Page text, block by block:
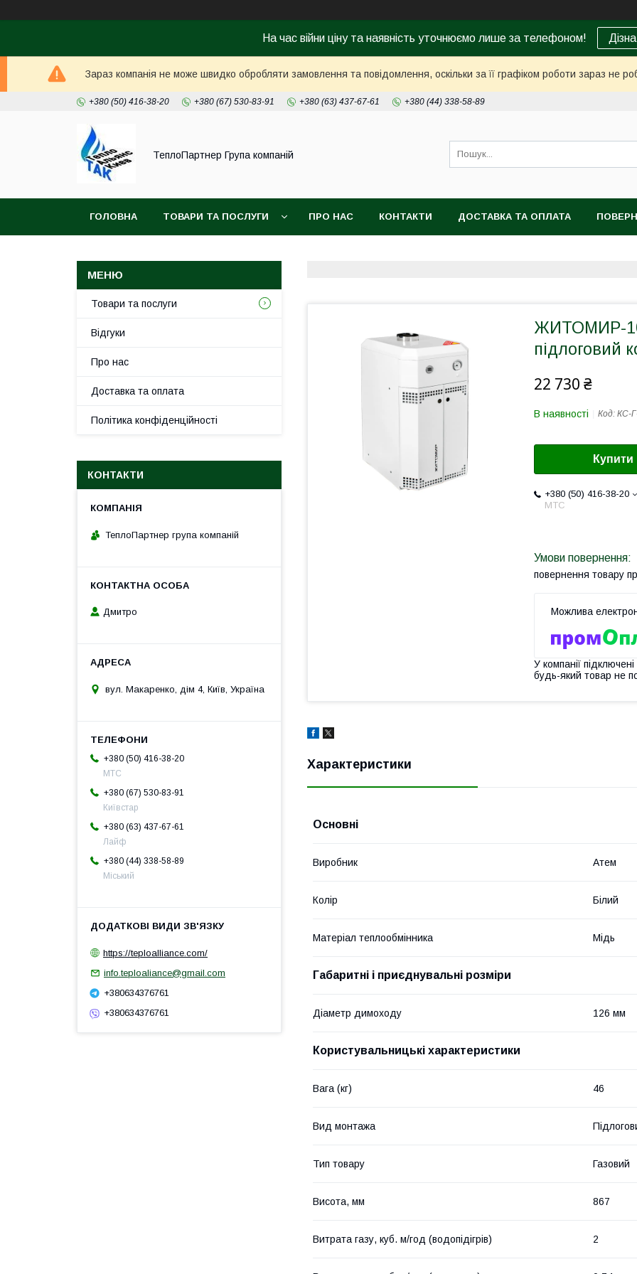
На час війни ціну та наявність уточнюємо лише за телефоном!
Зараз компанія не може швидко обробляти замовлення та повідомлення, оскільки за її графіком роботи зараз не
+380 (50) 416-38-20 +380 (67) 530-83-91 +380 (63) 437-67-61 +380 (44) 338-58-89
ТеплоПартнер Група компаній
ГОЛОВНА ТОВАРИ ТА ПОСЛУГИ ПРО НАС КОНТАКТИ ДОСТАВКА ТА ОПЛАТА
ЖИТОМИР-10
підлоговий
22 730 ₴
В наявності Код: КС-
Купити
+380 (50) 416-38-20
МТС
повернення товару
У компанії
будь-який товар не
Характеристики
Основні
Виробник Атем
Колір Білий
Матеріал теплообмінника Мідь
Габаритні і приєднувальні розміри
Діаметр димоходу 126 мм
Користувальницькі характеристики
Вага (кг) 46
Вид монтажа
Тип товару Газовий
Висота, мм 867
Витрата газу, куб. м/год (водопідігрів) 2
Товари та послуги
Відгуки
Про нас
Доставка та оплата
Політика конфіденційності
КОНТАКТИ
ТеплоПартнер група компаній
Дмитро
вул. Макаренко, дім 4, Київ, Україна
+380 (50) 416-38-20
МТС
+380 (67) 530-83-91
Київстар
+380 (63) 437-67-61
Лайф
+380 (44) 338-58-89
Міський
https://teploalliance.com/
info.teploaliance@gmail.com
+380634376761
+380634376761